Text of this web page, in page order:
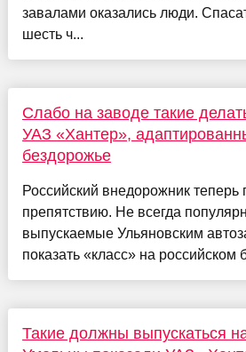
завалами оказались люди.
шесть ч...
Слабо на заводе такие
УАЗ «Хантер»,
бездорожье
Российский внедорожник
препятствию. Не всегда
выпускаемые Ульяновским
показать «класс» на российском
Такие должны выпускаться